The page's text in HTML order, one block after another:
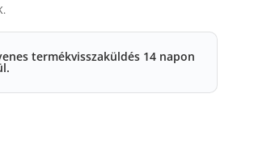
termékvisszaküldés 14 napon